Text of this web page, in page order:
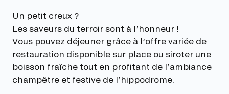
Un petit creux ?
Les saveurs du terroir sont à l’honneur !
Vous pouvez déjeuner grâce à l’offre variée de
restauration disponible sur place ou siroter une
boisson fraîche tout en profitant de l’ambiance
champêtre et festive de l’hippodrome.